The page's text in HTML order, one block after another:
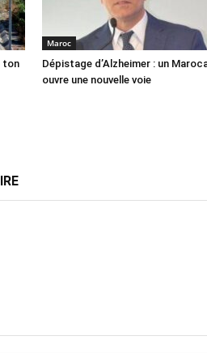
ton
Maroc
Dépistage d’Alzheimer : un
ouvre une nouvelle voie